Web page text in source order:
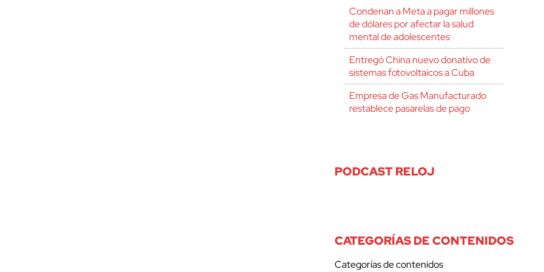
Condenan a Meta a pagar millones
de dólares por afectar la salud
mental de adolescentes
Entregó China nuevo donativo de
sistemas fotovoltaicos a Cuba
Empresa de Gas Manufacturado
restablece pasarelas de pago
PODCAST RELOJ
CATEGORÍAS DE CONTENIDOS
Categorías de contenidos